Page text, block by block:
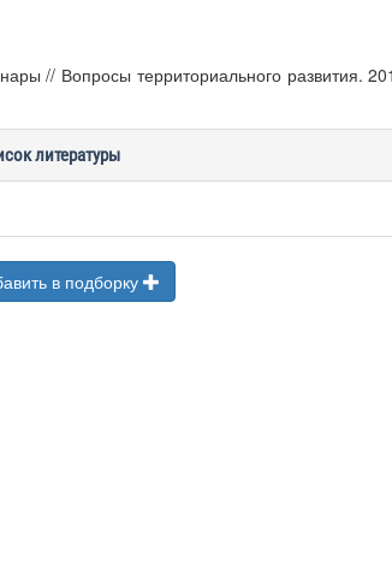
// Вопросы территориального развития.
литературы
в подборку